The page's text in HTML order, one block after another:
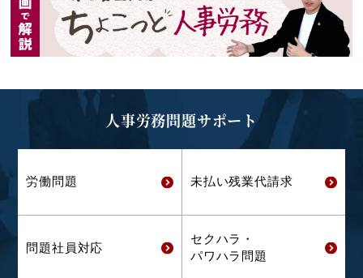
人事労務問題サポート
労働問題 未払い残業代請求
問題社員対応
セクハラ・
パワハラ問題